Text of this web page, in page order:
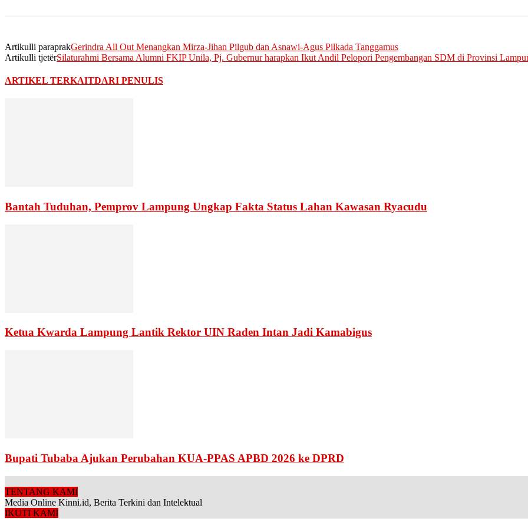
Artikulli paraprakGerindra All Out Menangkan Mirza-Jihan Pilgub dan Asnawi-Agus Pilkada Tanggamus
Artikulli tjetërSilaturahmi Bersama Alumni FKIP Unila, Pj. Gubernur harapkan Ikut Andil Pelopori Pengembangan SDM di Provinsi
ARTIKEL TERKAITDARI PENULIS
Bantah Tuduhan, Pemprov Lampung Ungkap Fakta Status Lahan Kawasan Ryacudu
Ketua Kwarda Lampung Lantik Rektor UIN Raden Intan Jadi Kamabigus
Bupati Tubaba Ajukan Perubahan KUA-PPAS APBD 2026 ke DPRD
TENTANG KAMI
Media Online Kinni.id, Berita Terkini dan Intelektual
IKUTI KAMI